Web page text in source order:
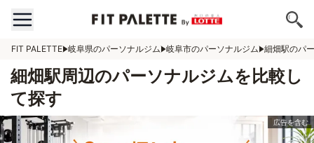
FIT PALETTE 岐阜県のパーソナルジム 岐阜市のパーソナルジム 細畑駅のパ
細畑駅周辺のパーソナルジムを比較し
て探す